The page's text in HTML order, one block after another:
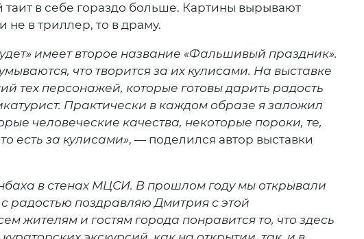
в себе гораздо больше. Картины вырывают
не в триллер, то в драму.
имеет второе название «Фальшивый праздник».
что творится за их кулисами. На выставке
тех персонажей, которые готовы дарить радость
Практически в каждом образе я заложил
человеческие качества, некоторые пороки, те,
есть за кулисами», — поделился автор выставки
в стенах МЦСИ. В прошлом году мы открывали
радостью поздравляю Дмитрия с этой
жителям и гостям города понравится то, что здесь